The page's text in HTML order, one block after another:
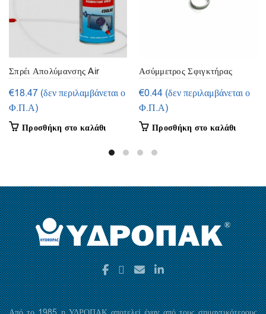
Σπρέι Απολύμανσης Air
Condition 300 ml – Wurth
€18.47 (δεν περιλαμβάνεται ο
Φ.Π.Α)
Προσθήκη στο καλάθι
Ασύμμετρος Σφιγκτήρας
Κολιέ 10 – 16 mm Zebra –
Wurth
€0.44 (δεν περιλαμβάνεται ο
Φ.Π.Α)
Προσθήκη στο καλάθι